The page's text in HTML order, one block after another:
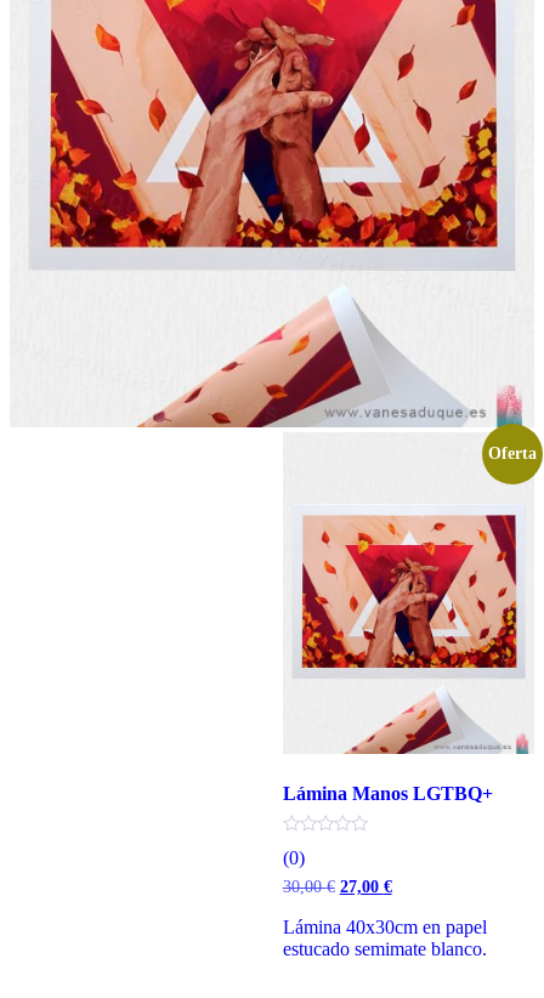
Oferta
Lámina Manos LGTBQ+
(0)
30,00€ El
original
era:
27,00 €El
actual
es:
Lámina 40x30cm en papel
estucado semimate blanco.